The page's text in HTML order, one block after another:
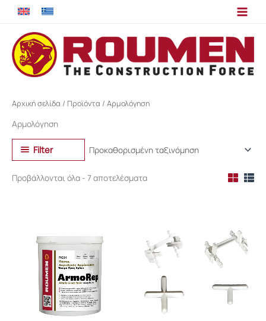
Μετάβαση
περιεχόμενο
Αρχική σελίδα / Προϊόντα / Αρμολόγηση
Αρμολόγηση
Filter
Προβάλλονται όλα - 7 αποτελέσματα